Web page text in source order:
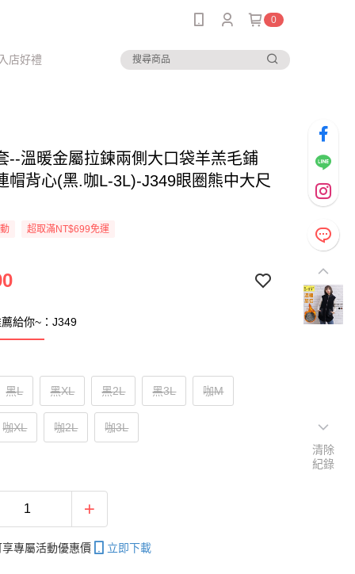
0
店好禮
--溫暖金屬拉鍊兩側大口袋羊羔毛鋪
帽背心(黑.咖L-3L)-J349眼圈熊中大尺
超取滿NT$699免運
給你~：J349
黑L 黑XL 黑2L 黑3L 咖M
咖XL 咖2L 咖3L
專屬活動優惠價 立即下載
清除
紀錄